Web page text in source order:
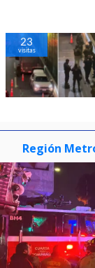
23
visitas
Región